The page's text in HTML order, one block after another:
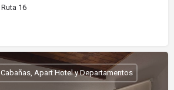
Ruta 16
Cabañas, Apart Hotel y Departamentos